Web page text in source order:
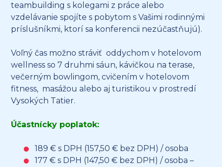
teambuilding s kolegami z práce alebo
vzdelávanie spojíte s pobytom s Vašimi rodinnými
príslušníkmi, ktorí sa konferencii nezúčastňujú).
Voľný čas možno stráviť oddychom v hotelovom
wellness so 7 druhmi sáun, kávičkou na terase,
večerným bowlingom, cvičením v hotelovom
fitness, masážou alebo aj turistikou v prostredí
Vysokých Tatier.
Účastnícky poplatok:
189 € s DPH (157,50 € bez DPH) / osoba
177 € s DPH (147,50 € bez DPH) / osoba –